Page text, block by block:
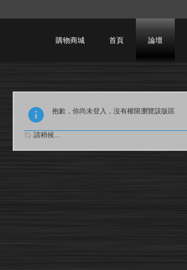
購物商城 首頁 論壇
抱歉，你尚未登入，沒有權限瀏覽該版區
請稍候...